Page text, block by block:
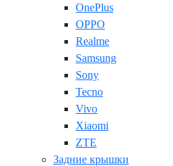
OnePlus
OPPO
Realme
Samsung
Sony
Tecno
Vivo
Xiaomi
ZTE
Задние крышки